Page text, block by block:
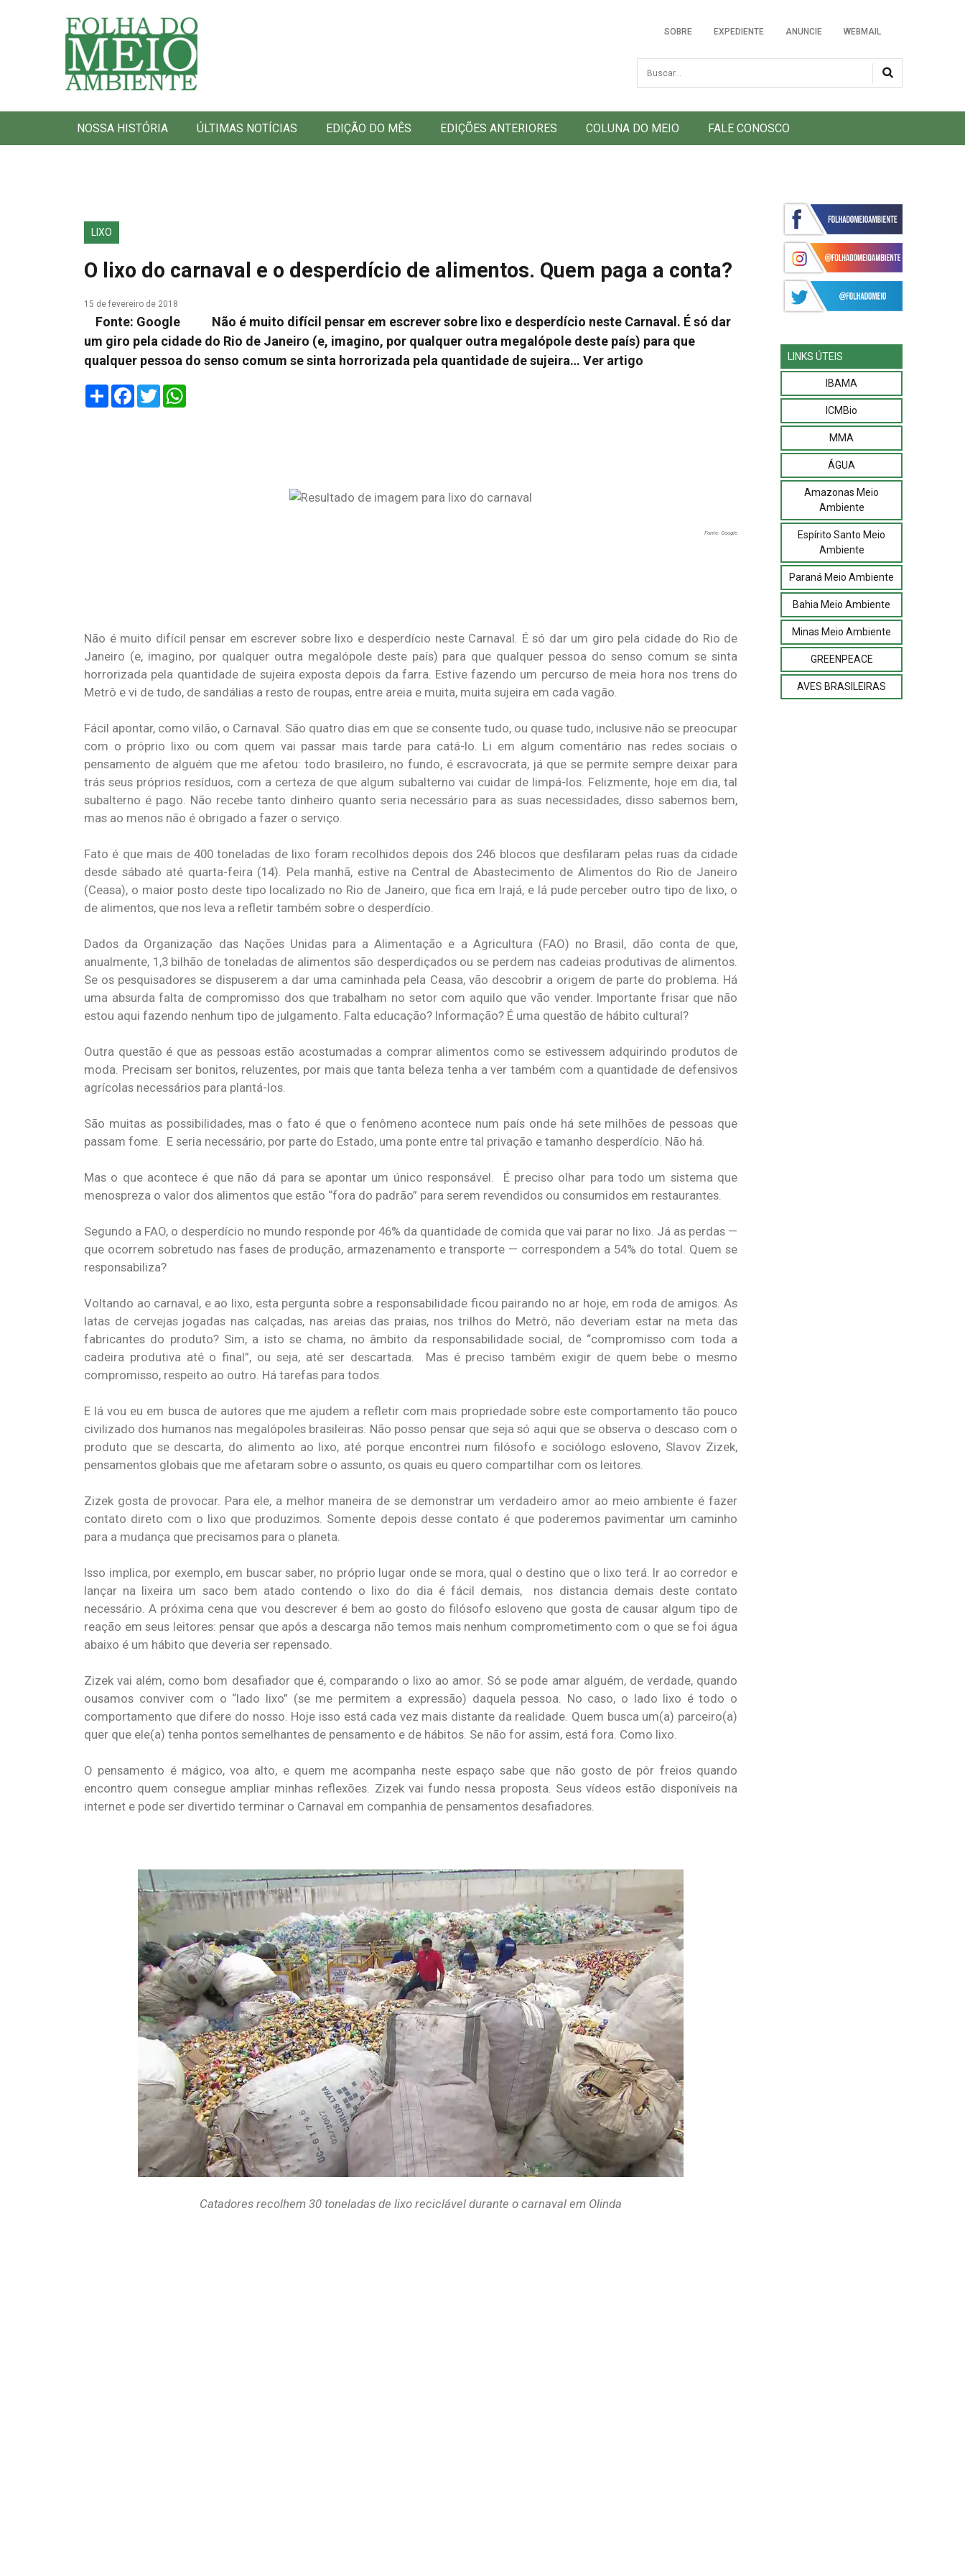
Folha do Meio Ambiente
SOBRE EXPEDIENTE ANUNCIE WEBMAIL
Busca
NOSSA HISTÓRIA ÚLTIMAS NOTÍCIAS EDIÇÃO DO MÊS EDIÇÕES ANTERIORES COLUNA DO MEIO FALE CONOSCO
LIXO
O lixo do carnaval e o desperdício de alimentos. Quem paga a conta?
15 de fevereiro de 2018
Fonte: Google Não é muito difícil pensar em escrever sobre lixo e desperdício neste Carnaval. É só dar
um giro pela cidade do Rio de Janeiro (e, imagino, por qualquer outra megalópole deste país) para que
qualquer pessoa do senso comum se sinta horrorizada pela quantidade de sujeira… Ver artigo
ShareFacebook
Twitter
Fonte: Google
Não é muito difícil pensar em escrever sobre lixo e desperdício neste Carnaval. É só dar um giro pela cidade do Rio de
Janeiro (e, imagino, por qualquer outra megalópole deste país) para que qualquer pessoa do senso comum se sinta
horrorizada pela quantidade de sujeira exposta depois da farra. Estive fazendo um percurso de meia hora nos trens do
Metrô e vi de tudo, de sandálias a resto de roupas, entre areia e muita, muita sujeira em cada vagão.
Fácil apontar, como vilão, o Carnaval. São quatro dias em que se consente tudo, ou quase tudo, inclusive não se preocupar
com o próprio lixo ou com quem vai passar mais tarde para catá-lo. Li em algum comentário nas redes sociais o
pensamento de alguém que me afetou: todo brasileiro, no fundo, é escravocrata, já que se permite sempre deixar para
trás seus próprios resíduos, com a certeza de que algum subalterno vai cuidar de limpá-los. Felizmente, hoje em dia, tal
subalterno é pago. Não recebe tanto dinheiro quanto seria necessário para as suas necessidades, disso sabemos bem,
mas ao menos não é obrigado a fazer o serviço.
Fato é que mais de 400 toneladas de lixo foram recolhidos depois dos 246 blocos que desfilaram pelas ruas da cidade
desde sábado até quarta-feira (14). Pela manhã, estive na Central de Abastecimento de Alimentos do Rio de Janeiro
(Ceasa), o maior posto deste tipo localizado no Rio de Janeiro, que fica em Irajá, e lá pude perceber outro tipo de lixo, o
de alimentos, que nos leva a refletir também sobre o desperdício.
Dados da Organização das Nações Unidas para a Alimentação e a Agricultura (FAO) no Brasil, dão conta de que,
anualmente, 1,3 bilhão de toneladas de alimentos são desperdiçados ou se perdem nas cadeias produtivas de alimentos.
Se os pesquisadores se dispuserem a dar uma caminhada pela Ceasa, vão descobrir a origem de parte do problema. Há
uma absurda falta de compromisso dos que trabalham no setor com aquilo que vão vender. Importante frisar que não
estou aqui fazendo nenhum tipo de julgamento. Falta educação? Informação? É uma questão de hábito cultural?
Outra questão é que as pessoas estão acostumadas a comprar alimentos como se estivessem adquirindo produtos de
moda. Precisam ser bonitos, reluzentes, por mais que tanta beleza tenha a ver também com a quantidade de defensivos
agrícolas necessários para plantá-los.
São muitas as possibilidades, mas o fato é que o fenômeno acontece num país onde há sete milhões de pessoas que
passam fome. E seria necessário, por parte do Estado, uma ponte entre tal privação e tamanho desperdício. Não há.
Mas o que acontece é que não dá para se apontar um único responsável. É preciso olhar para todo um sistema que
menospreza o valor dos alimentos que estão “fora do padrão” para serem revendidos ou consumidos em restaurantes.
Segundo a FAO, o desperdício no mundo responde por 46% da quantidade de comida que vai parar no lixo. Já as perdas —
que ocorrem sobretudo nas fases de produção, armazenamento e transporte — correspondem a 54% do total. Quem se
responsabiliza?
Voltando ao carnaval, e ao lixo, esta pergunta sobre a responsabilidade ficou pairando no ar hoje, em roda de amigos. As
latas de cervejas jogadas nas calçadas, nas areias das praias, nos trilhos do Metrô, não deveriam estar na meta das
fabricantes do produto? Sim, a isto se chama, no âmbito da responsabilidade social, de “compromisso com toda a
cadeira produtiva até o final”, ou seja, até ser descartada. Mas é preciso também exigir de quem bebe o mesmo
compromisso, respeito ao outro. Há tarefas para todos.
E lá vou eu em busca de autores que me ajudem a refletir com mais propriedade sobre este comportamento tão pouco
civilizado dos humanos nas megalópoles brasileiras. Não posso pensar que seja só aqui que se observa o descaso com o
produto que se descarta, do alimento ao lixo, até porque encontrei num filósofo e sociólogo esloveno, Slavov Zizek,
pensamentos globais que me afetaram sobre o assunto, os quais eu quero compartilhar com os leitores.
Zizek gosta de provocar. Para ele, a melhor maneira de se demonstrar um verdadeiro amor ao meio ambiente é fazer
contato direto com o lixo que produzimos. Somente depois desse contato é que poderemos pavimentar um caminho
para a mudança que precisamos para o planeta.
Isso implica, por exemplo, em buscar saber, no próprio lugar onde se mora, qual o destino que o lixo terá. Ir ao corredor e
lançar na lixeira um saco bem atado contendo o lixo do dia é fácil demais, nos distancia demais deste contato
necessário. A próxima cena que vou descrever é bem ao gosto do filósofo esloveno que gosta de causar algum tipo de
reação em seus leitores: pensar que após a descarga não temos mais nenhum comprometimento com o que se foi água
abaixo é um hábito que deveria ser repensado.
Zizek vai além, como bom desafiador que é, comparando o lixo ao amor. Só se pode amar alguém, de verdade, quando
ousamos conviver com o “lado lixo” (se me permitem a expressão) daquela pessoa. No caso, o lado lixo é todo o
comportamento que difere do nosso. Hoje isso está cada vez mais distante da realidade. Quem busca um(a) parceiro(a)
quer que ele(a) tenha pontos semelhantes de pensamento e de hábitos. Se não for assim, está fora. Como lixo.
O pensamento é mágico, voa alto, e quem me acompanha neste espaço sabe que não gosto de pôr freios quando
encontro quem consegue ampliar minhas reflexões. Zizek vai fundo nessa proposta. Seus vídeos estão disponíveis na
internet e pode ser divertido terminar o Carnaval em companhia de pensamentos desafiadores.
Catadores recolhem 30 toneladas de lixo reciclável durante o carnaval em Olinda
LINKS ÚTEIS
IBAMA
ICMBio
MMA
ÁGUA
Amazonas Meio
Ambiente
Espírito Santo Meio
Ambiente
Paraná Meio Ambiente
Bahia Meio Ambiente
Minas Meio Ambiente
GREENPEACE
AVES BRASILEIRAS